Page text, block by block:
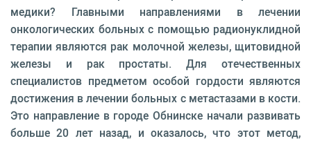
медики? Главными направлениями в лечении
онкологических больных с помощью радионуклидной
терапии являются рак молочной железы, щитовидной
железы и рак простаты. Для отечественных
специалистов предметом особой гордости являются
достижения в лечении больных с метастазами в кости.
Это направление в городе Обнинске начали развивать
больше 20 лет назад, и оказалось, что этот метод,